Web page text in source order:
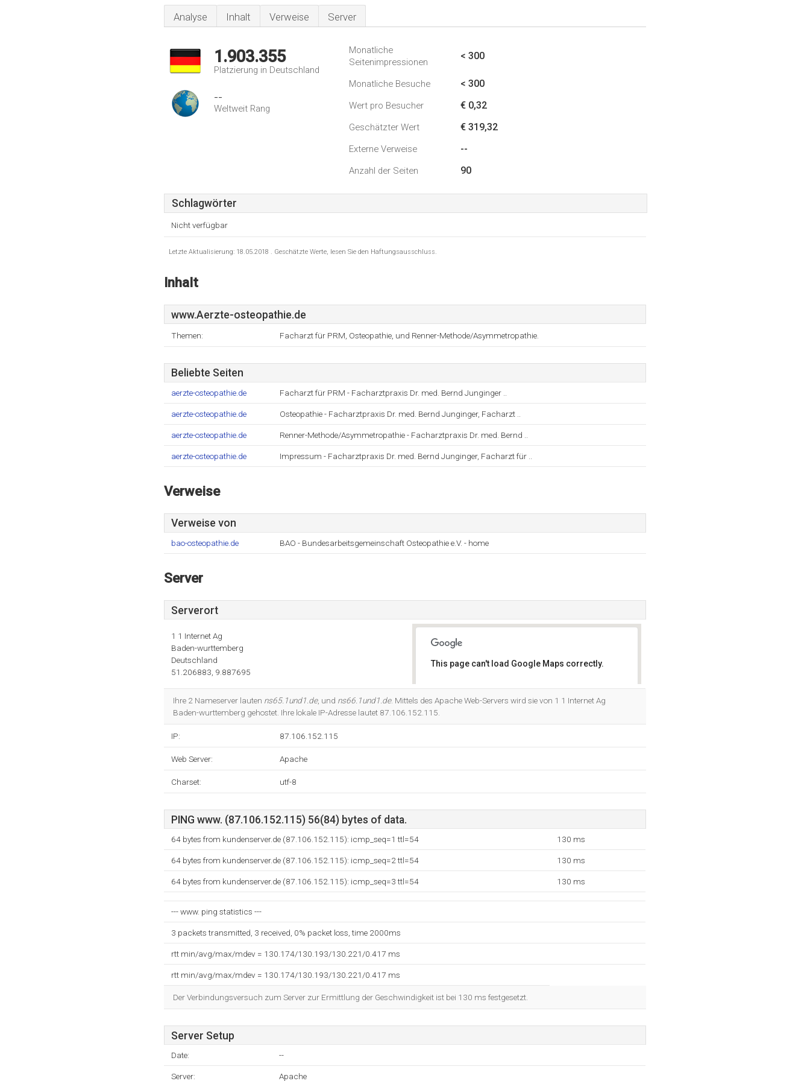
Analyse Inhalt Verweise Server
1.903.355
Platzierung in Deutschland
--
Weltweit Rang
Monatliche
Seitenimpressionen
< 300
Monatliche Besuche < 300
Wert pro Besucher € 0,32
Geschätzter Wert € 319,32
Externe Verweise --
Anzahl der Seiten 90
Schlagwörter
Nicht verfügbar
Letzte Aktualisierung: 18.05.2018 . Geschätzte Werte, lesen Sie den Haftungsausschluss.
Inhalt
www.Aerzte-osteopathie.de
Themen: Facharzt für PRM, Osteopathie, und Renner-Methode/Asymmetropathie.
Beliebte Seiten
aerzte-osteopathie.de Facharzt für PRM - Facharztpraxis Dr. med. Bernd Junginger ..
aerzte-osteopathie.de Osteopathie - Facharztpraxis Dr. med. Bernd Junginger, Facharzt ..
aerzte-osteopathie.de Renner-Methode/Asymmetropathie - Facharztpraxis Dr. med. Bernd ..
aerzte-osteopathie.de Impressum - Facharztpraxis Dr. med. Bernd Junginger, Facharzt für ..
Verweise
Verweise von
bao-osteopathie.de BAO - Bundesarbeitsgemeinschaft Osteopathie e.V. - home
Server
Serverort
1 1 Internet Ag
Baden-wurttemberg
Deutschland
51.206883, 9.887695
This page can't load Google Maps correctly.
Ihre 2 Nameserver lauten ns65.1und1.de, und ns66.1und1.de. Mittels des Apache Web-Servers wird sie von 1 1 Internet Ag
Baden-wurttemberg gehostet. Ihre lokale IP-Adresse lautet 87.106.152.115.
IP: 87.106.152.115
Web Server: Apache
Charset: utf-8
PING www. (87.106.152.115) 56(84) bytes of data.
64 bytes from kundenserver.de (87.106.152.115): icmp_seq=1 ttl=54 130 ms
64 bytes from kundenserver.de (87.106.152.115): icmp_seq=2 ttl=54 130 ms
64 bytes from kundenserver.de (87.106.152.115): icmp_seq=3 ttl=54 130 ms
--- www. ping statistics ---
3 packets transmitted, 3 received, 0% packet loss, time 2000ms
rtt min/avg/max/mdev = 130.174/130.193/130.221/0.417 ms
rtt min/avg/max/mdev = 130.174/130.193/130.221/0.417 ms
Der Verbindungsversuch zum Server zur Ermittlung der Geschwindigkeit ist bei 130 ms festgesetzt.
Server Setup
Date: --
Server: Apache